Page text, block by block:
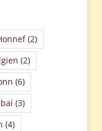
(2)
(2)
(6)
(3)
(4)